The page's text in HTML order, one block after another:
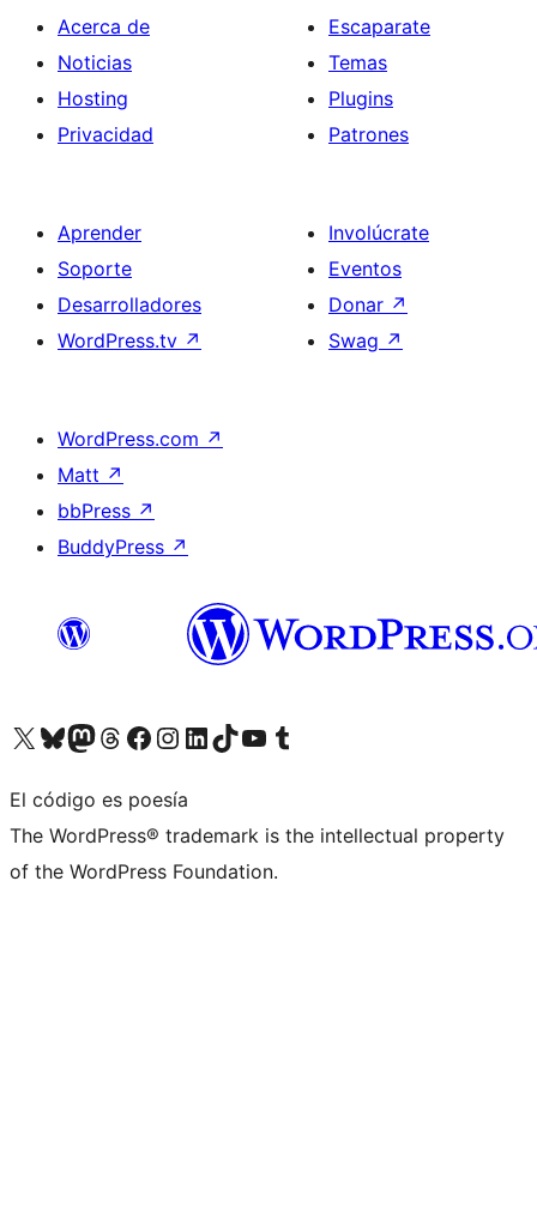
Acerca de
Noticias
Hosting
Privacidad
Escaparate
Temas
Plugins
Patrones
Aprender
Soporte
Desarrolladores
WordPress.tv ↗
Involúcrate
Eventos
Donar ↗
Swag ↗
WordPress.com ↗
Matt ↗
bbPress ↗
BuddyPress ↗
Visita nuestra cuenta de X (anteriormente Twitter)
Visita nuestra cuenta de Bluesky
Visita nuestra cuenta de Mastodon
Visita nuestra cuenta de Threads
Visita nuestra página de Facebook
Visita nuestra cuenta de Instagram
Visita nuestra cuenta de LinkedIn
Visita nuestra cuenta de TikTok
Visita nuestro canal de YouTube
Visita nuestra cuenta de Tumblr
El código es poesía
The WordPress® trademark is the intellectual property
of the WordPress Foundation.